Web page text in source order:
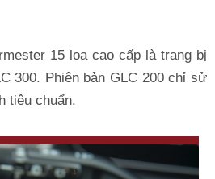
15 loa cao cấp là trang bị
300. Phiên bản GLC 200 chỉ sử
tiêu chuẩn.